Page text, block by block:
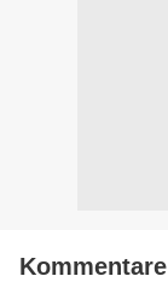
Kommentare